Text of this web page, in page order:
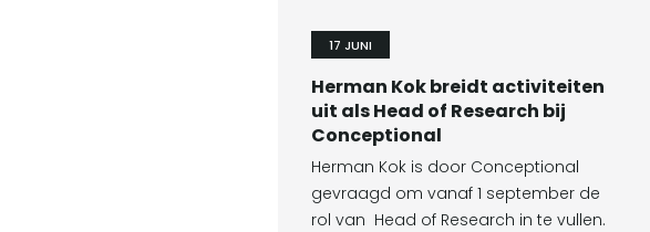
17 JUNI
Herman Kok breidt activiteiten
uit als Head of Research bij
Conceptional
Herman Kok is door Conceptional
gevraagd om vanaf 1 september de
rol van Head of Research in te vullen.